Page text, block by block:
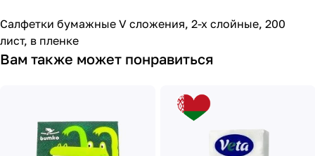
Салфетки бумажные V сложения, 2-х слойные, 200
лист, в пленке
Вам также может понравиться